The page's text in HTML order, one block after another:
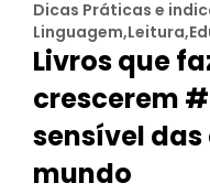
Dicas Práticas e
Livros que
crescerem
sensível
mundo